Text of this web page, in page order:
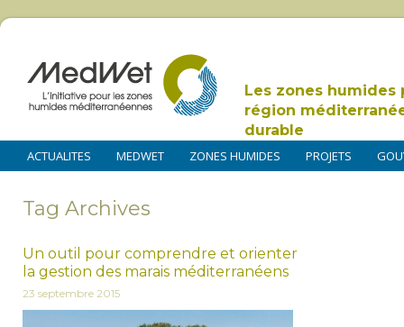
Les zones humides
région
durable
ACTUALITES MEDWET ZONES HUMIDES PROJETS
Tag Archives
Un outil pour comprendre et orienter
la gestion des marais méditerranéens
23 septembre 2015